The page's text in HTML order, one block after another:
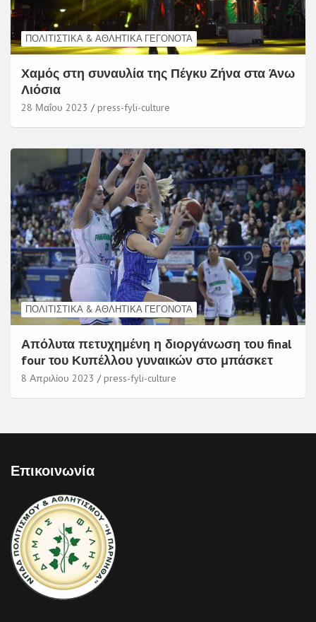
ΠΟΛΙΤΙΣΤΙΚΆ & ΑΘΛΗΤΙΚΆ ΓΕΓΟΝΌΤΑ
Χαμός στη συναυλία της Πέγκυ Ζήνα στα Άνω
Λιόσια
28 Μαΐου 2023 press-fyli-culture
ΠΟΛΙΤΙΣΤΙΚΆ & ΑΘΛΗΤΙΚΆ ΓΕΓΟΝΌΤΑ
Απόλυτα πετυχημένη η διοργάνωση του final
four του Κυπέλλου γυναικών στο μπάσκετ
8 Απριλίου 2023 press-fyli-culture
Επικοινωνία